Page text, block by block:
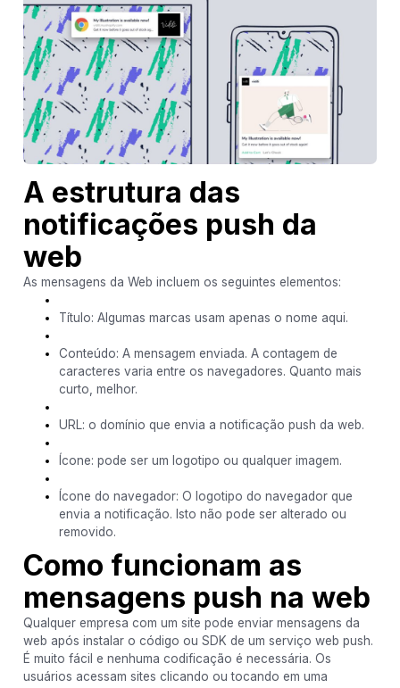
A estrutura das
notificações push da
web
As mensagens da Web incluem os seguintes elementos:
Título: Algumas marcas usam apenas o nome aqui.
Conteúdo: A mensagem enviada. A contagem de
caracteres varia entre os navegadores. Quanto mais
curto, melhor.
URL: o domínio que envia a notificação push da web.
Ícone: pode ser um logotipo ou qualquer imagem.
Ícone do navegador: O logotipo do navegador que
envia a notificação. Isto não pode ser alterado ou
removido.
Como funcionam as
mensagens push na web
Qualquer empresa com um site pode enviar mensagens da
web após instalar o código ou SDK de um serviço web push.
É muito fácil e nenhuma codificação é necessária. Os
usuários acessam sites clicando ou tocando em uma